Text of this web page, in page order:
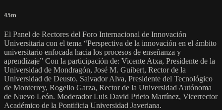
45m
El Panel de Rectores del Foro Internacional de Innovación
Universitaria con el tema “Perspectiva de la innovación en el ámbito
universitario enfocada hacia los procesos de enseñanza y
aprendizaje” Con la participación de: Vicente Atxa, Presidente de la
Universidad de Mondragón, José M. Guibert, Rector de la
Universidad de Deusto, Salvador Alva, Presidente del Tecnológico
de Monterrey, Rogelio Garza, Rector de la Universidad Autónoma
de Nuevo León. Moderador Luis David Prieto Martínez, Vicerrector
Académico de la Pontificia Universidad Javeriana.